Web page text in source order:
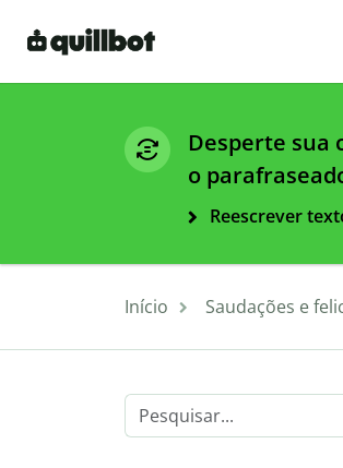
Desperte sua
o
Reescrever
Início Saudações e